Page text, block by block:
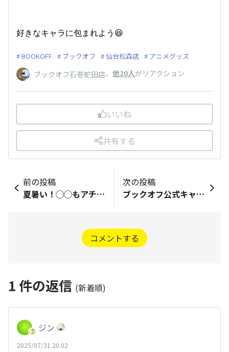
好きなキャラに包まれよう😆
BOOKOFF ブックオフ 仙台松森店 アニメグッズ
ブックオフ石巻蛇田店、 他20人がリアクション
いいね
共有する
前の投稿
夏暑い！◯◯もアチぃー！
次の投稿
ブックオフ公式キャラクター「よむよむ君」と「よむよむ君ファミリー」とは
コメントする
1 件の返信 (新着順)
ジン
2025/07/31 20:02